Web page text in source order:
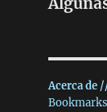
Acerca de
Bookmarks